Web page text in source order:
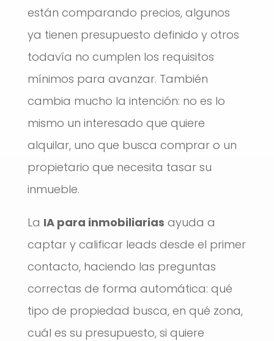
están comparando precios, algunos
ya tienen presupuesto definido y otros
todavía no cumplen los requisitos
mínimos para avanzar. También
cambia mucho la intención: no es lo
mismo un interesado que quiere
alquilar, uno que busca comprar o un
propietario que necesita tasar su
inmueble.
La IA para inmobiliarias ayuda a
captar y calificar leads desde el primer
contacto, haciendo las preguntas
correctas de forma automática: qué
tipo de propiedad busca, en qué zona,
cuál es su presupuesto, si quiere